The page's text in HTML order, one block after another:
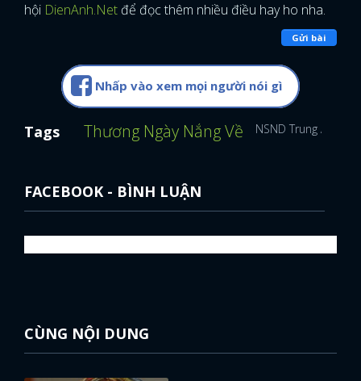
hội DienAnh.Net để đọc thêm nhiều điều hay ho nha.
Gửi bài
Nhấp vào xem mọi người nói gì
Tags Thương Ngày Nắng Về NSND Trung Anh
FACEBOOK - BÌNH LUẬN
CÙNG NỘI DUNG